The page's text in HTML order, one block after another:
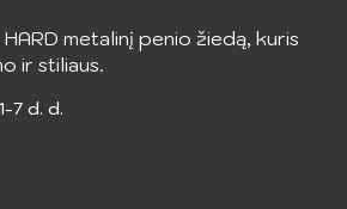
metalinį penio žiedą, kuris
ir stiliaus.
7 d. d.